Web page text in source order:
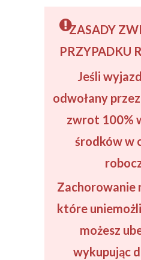
ZASADY
PRZYPADKU
Jeśli
odwołanyprzez
zwrot 100%
środkóww
Zachorowanie
które
możesz
wykupując